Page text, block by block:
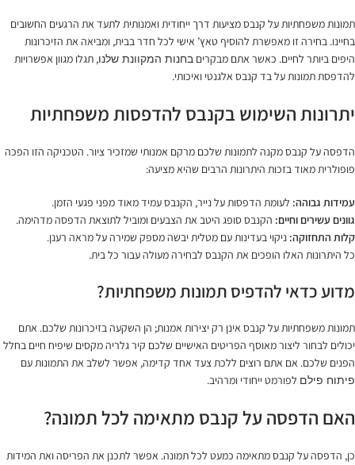
תמונות משפחתיות על קנבס מציעות דרך ייחודית ואמנותית לתעד את הרגעים החשובים
בחיינו. בחירה זו מאפשרת להוסיף טאץ’ אישי לכל חדר בבית, ומביאה את הזיכרונות
היפים ביותר לחיים. כאשר אתם מבקרים בחנות המקוונת שלנו, תגלו מגוון אפשרויות
להדפסת תמונות על בד קנבס אלגנטי ואיכותי.
יתרונות השימוש בקנבס להדפסות משפחתיות
הדפסה על קנבס מקנה לתמונות שלכם מרקם אמנותי שמזכיר ציור. הטכניקה הזו הפכה
פופולרית מאוד בזכות היתרונות הרבים שהיא מציעה:
עמידות גבוהה: לעומת הדפסות על נייר, הקנבס עמיד מאוד מפני פגעי הזמן.
גוונים עשירים וחיים: הקנבס סופג היטב את הצבעים ומוביל לתוצאת הדפסה מדהימה.
קלות התחזוקה: ניקוי בעדינות עם מטלית יבשה מספק שמירה על מראה רענן.
כל היתרונות האלו הופכים את הקנבס לבחירה מעולה עבור כל בית.
מדוע כדאי להדפיס תמונות משפחתיות?
תמונות משפחתיות על קנבס אינן רק יצירות אמנות; הן השקעה בזיכרונות שלכם. אתם
יכולים לבחור ליצור מאוסף הפריטים האישיים שלכם קיר גלריה מקסים שיפיח חיים בחלל
הפנים שלכם. אם אתם רוצים ללכת צעד אחד קדימה, אפשר לשלב את התמונות עם
פיתוח פילם לפורמט ייחודי ומרהיב.
האם הדפסה על קנבס מתאימה לכל תמונה?
כן, הדפסה על קנבס מתאימה כמעט לכל תמונה. אפשר לתכנן את הפריסה ואת המידות